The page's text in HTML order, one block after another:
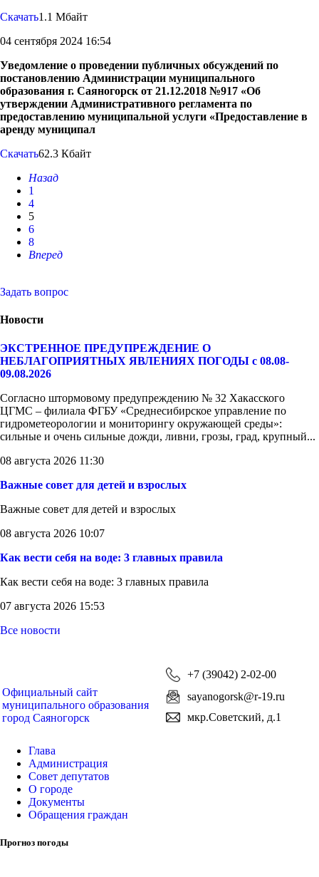
Скачать1.1 Мбайт
04 сентября 2024 16:54
Уведомление о проведении публичных обсуждений по
постановлению Администрации муниципального
образования г. Саяногорск от 21.12.2018 №917 «Об
утверждении Административного регламента по
предоставлению муниципальной услуги «Предоставление в
аренду муниципал
Скачать62.3 Кбайт
Назад
1
4
5
6
8
Вперед
Задать вопрос
Новости
ЭКСТРЕННОЕ ПРЕДУПРЕЖДЕНИЕ О
НЕБЛАГОПРИЯТНЫХ ЯВЛЕНИЯХ ПОГОДЫ с 08.08-
09.08.2026
Согласно штормовому предупреждению № 32 Хакасского
ЦГМС – филиала ФГБУ «Среднесибирское управление по
гидрометеорологии и мониторингу окружающей среды»:
сильные и очень сильные дожди, ливни, грозы, град, крупный...
08 августа 2026 11:30
Важные совет для детей и взрослых
Важные совет для детей и взрослых
08 августа 2026 10:07
Как вести себя на воде: 3 главных правила
Как вести себя на воде: 3 главных правила
07 августа 2026 15:53
Все новости
Официальный сайт
муниципального образования
город Саяногорск
+7 (39042) 2-02-00
sayanogorsk@r-19.ru
мкр.Советский, д.1
Глава
Администрация
Совет депутатов
О городе
Документы
Обращения граждан
Прогноз погоды